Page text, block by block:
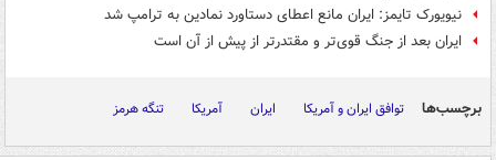
نیویورک تایمز: ایران مانع اعطای دستاورد نمادین به ترامپ شد
ایران بعد از جنگ قوی‌تر و مقتدرتر از پیش از آن است
برچسب‌ها توافق ایران و آمریکا ایران آمریکا تنگه هرمز